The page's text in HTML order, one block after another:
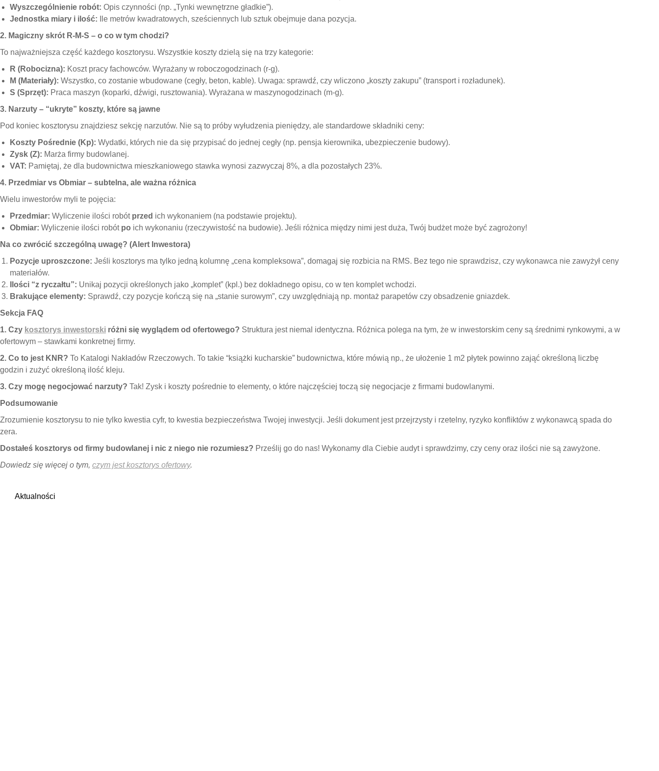
Wyszczególnienie robót: Opis czynności (np. „Tynki wewnętrzne gładkie”).
Jednostka miary i ilość: Ile metrów kwadratowych, sześciennych lub sztuk obejmuje dana pozycja.
2. Magiczny skrót R-M-S – o co w tym chodzi?
To najważniejsza część każdego kosztorysu. Wszystkie koszty dzielą się na trzy kategorie:
R (Robocizna): Koszt pracy fachowców. Wyrażany w roboczogodzinach (r-g).
M (Materiały): Wszystko, co zostanie wbudowane (cegły, beton, kable). Uwaga: sprawdź, czy wliczono „koszty zakupu” (transport i rozładunek).
S (Sprzęt): Praca maszyn (koparki, dźwigi, rusztowania). Wyrażana w maszynogodzinach (m-g).
3. Narzuty – “ukryte” koszty, które są jawne
Pod koniec kosztorysu znajdziesz sekcję narzutów. Nie są to próby wyłudzenia pieniędzy, ale standardowe składniki ceny:
Koszty Pośrednie (Kp): Wydatki, których nie da się przypisać do jednej cegły (np. pensja kierownika, ubezpieczenie budowy).
Zysk (Z): Marża firmy budowlanej.
VAT: Pamiętaj, że dla budownictwa mieszkaniowego stawka wynosi zazwyczaj 8%, a dla pozostałych 23%.
4. Przedmiar vs Obmiar – subtelna, ale ważna różnica
Wielu inwestorów myli te pojęcia:
Przedmiar: Wyliczenie ilości robót przed ich wykonaniem (na podstawie projektu).
Obmiar: Wyliczenie ilości robót po ich wykonaniu (rzeczywistość na budowie). Jeśli różnica między nimi jest duża, Twój budżet może być zagrożony!
Na co zwrócić szczególną uwagę? (Alert Inwestora)
Pozycje uproszczone: Jeśli kosztorys ma tylko jedną kolumnę „cena kompleksowa”, domagaj się rozbicia na RMS. Bez tego nie sprawdzisz, czy wykonawca nie zawyżył ceny
materiałów.
Ilości “z ryczałtu”: Unikaj pozycji określonych jako „komplet” (kpl.) bez dokładnego opisu, co w ten komplet wchodzi.
Brakujące elementy: Sprawdź, czy pozycje kończą się na „stanie surowym”, czy uwzględniają np. montaż parapetów czy obsadzenie gniazdek.
Sekcja FAQ
1. Czy kosztorys inwestorski różni się wyglądem od ofertowego? Struktura jest niemal identyczna. Różnica polega na tym, że w inwestorskim ceny są średnimi rynkowymi, a w
ofertowym – stawkami konkretnej firmy.
2. Co to jest KNR? To Katalogi Nakładów Rzeczowych. To takie “książki kucharskie” budownictwa, które mówią np., że ułożenie 1 m2 płytek powinno zająć określoną liczbę
godzin i zużyć określoną ilość kleju.
3. Czy mogę negocjować narzuty? Tak! Zysk i koszty pośrednie to elementy, o które najczęściej toczą się negocjacje z firmami budowlanymi.
Podsumowanie
Zrozumienie kosztorysu to nie tylko kwestia cyfr, to kwestia bezpieczeństwa Twojej inwestycji. Jeśli dokument jest przejrzysty i rzetelny, ryzyko konfliktów z wykonawcą spada do
zera.
Dostałeś kosztorys od firmy budowlanej i nic z niego nie rozumiesz? Prześlij go do nas! Wykonamy dla Ciebie audyt i sprawdzimy, czy ceny oraz ilości nie są zawyżone.
Dowiedz się więcej o tym, czym jest kosztorys ofertowy.
Aktualności